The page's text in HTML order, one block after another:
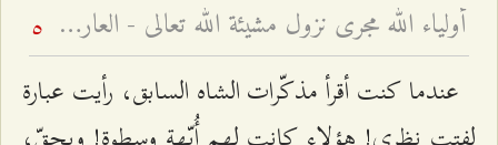
أولياء الله مجرى نزول مشيئة الله تعالى - العارف بين النظرتين التشريعيّة والتكوينيّة 5
عندما كنت أقرأ مذكّرات الشاه السابق، رأيت عبارة